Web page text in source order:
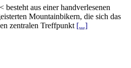
aus einer handverlesenen
Mountainbikern, die sich das
zentralen Treffpunkt [...]